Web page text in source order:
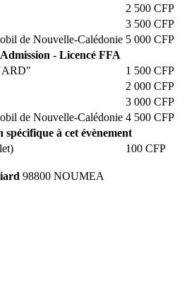
2 500 CFP
3 500 CFP
de Nouvelle-Calédonie 5 000 CFP
- Licencé FFA
1 500 CFP
2 000 CFP
3 000 CFP
de Nouvelle-Calédonie 4 500 CFP
spécifique à cet évènement
100 CFP
98800 NOUMEA